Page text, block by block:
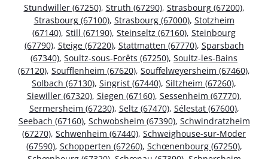
Stundwiller (67250), Struth (67290), Strasbourg (67200),
Strasbourg (67100), Strasbourg (67000), Stotzheim
(67140), Still (67190), Steinseltz (67160), Steinbourg
(67790), Steige (67220), Stattmatten (67770), Sparsbach
(67340), Soultz-sous-Forêts (67250), Soultz-les-Bains
(67120), Soufflenheim (67620), Souffelweyersheim (67460),
Solbach (67130), Singrist (67440), Siltzheim (67260),
Siewiller (67320), Siegen (67160), Sessenheim (67770),
Sermersheim (67230), Seltz (67470), Sélestat (67600),
Seebach (67160), Schwobsheim (67390), Schwindratzheim
(67270), Schwenheim (67440), Schweighouse-sur-Moder
(67590), Schopperten (67260), Schœnenbourg (67250),